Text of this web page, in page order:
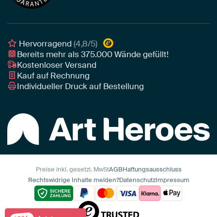
Leinwand für draußen
Individuelle Einrichtungsberatung
Awards und Preise
Art Heroes App
Hervorragend(4,8/5)
Bereits mehr als375.000Wände gefüllt!
Kostenloser Versand
Kauf auf Rechnung
Individueller Druck auf Bestellung
Preise inkl. gesetzl. MwStAGBHaftungsausschluss
Rechtswidrige Inhalte melden?DatenschutzImpressum